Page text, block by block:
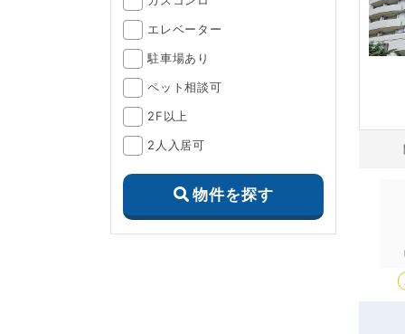
エレベーター
駐車場あり
ペット相談可
2F以上
2人入居可
物件を探す